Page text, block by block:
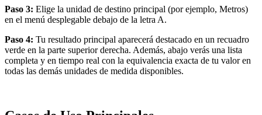
Paso 3: Elige la unidad de destino principal (por ejemplo, Metros)
en el menú desplegable debajo de la letra A.
Paso 4: Tu resultado principal aparecerá destacado en un recuadro
verde en la parte superior derecha. Además, abajo verás una lista
completa y en tiempo real con la equivalencia exacta de tu valor en
todas las demás unidades de medida disponibles.